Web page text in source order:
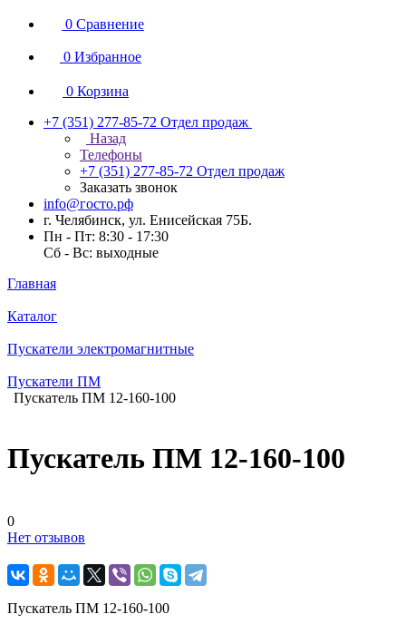
0 Сравнение
0 Избранное
0 Корзина
+7 (351) 277-85-72 Отдел продаж
Назад
Телефоны
+7 (351) 277-85-72 Отдел продаж
Заказать звонок
info@госто.рф
г. Челябинск, ул. Енисейская 75Б.
Пн - Пт: 8:30 - 17:30
Сб - Вс: выходные
Главная
Каталог
Пускатели электромагнитные
Пускатели ПМ
Пускатель ПМ 12-160-100
Пускатель ПМ 12-160-100
0
Нет отзывов
Пускатель ПМ 12-160-100